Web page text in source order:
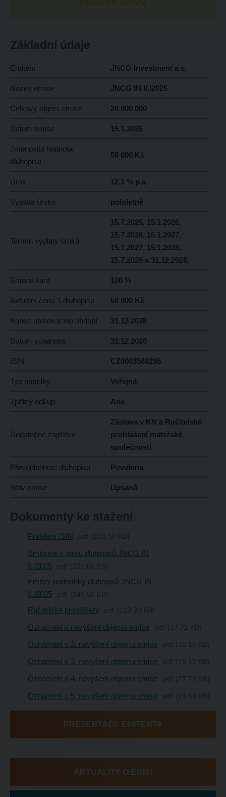
Základní údaje
Emitent JNCG Investment a.s.
Název emise JNCG IN II./2025
Celkový objem emise 20 000 000
Datum emise 15.1.2025
Jmenovitá hodnota
dluhopisu
50 000 Kč
Úrok 12,1 % p.a.
Výplata úroku pololetně
Termín výplaty úroků
15.7.2025, 15.1.2026,
15.7.2026, 15.1.2027,
15.7.2027, 15.1.2028,
15.7.2028 a 31.12.2028.
Emisní kurz 100 %
Aktuální cena 1 dluhopisu 50 000 Kč
Konec upisovacího období 31.12.2028
Datum splatnosti 31.12.2028
ISIN CZ0003569295
Typ nabídky Veřejná
Zpětný odkup Ano
Dodatečné zajištění
Zástava v KN a Ručitelské
prohlášení mateřské
společnosti
Převoditelnost dluhopisu Povolena
Stav emise Upsaná
Dokumenty ke stažení
Přidělení ISIN
Smlouva o úpisu dluhopisů JNCG IN
II./2025
Emisní podmínky dluhopisů JNCG IN
II./2025
Ručitelské prohlášení
Oznámení o navýšení objemu emise
Oznámení o 2. navýšení objemu emise
Oznámení o 3. navýšení objemu emise
Oznámení o 4. navýšení objemu emise
Oznámení o 5. navýšení objemu emise
PREZENTACE EMITENTA
AKTUALITY O EMISI